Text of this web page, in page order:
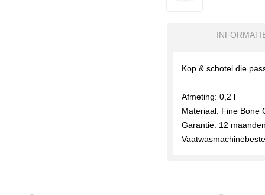
Kop & schotel die
Afmeting: 0,2 l
Materiaal: Fine Bone
Garantie: 12